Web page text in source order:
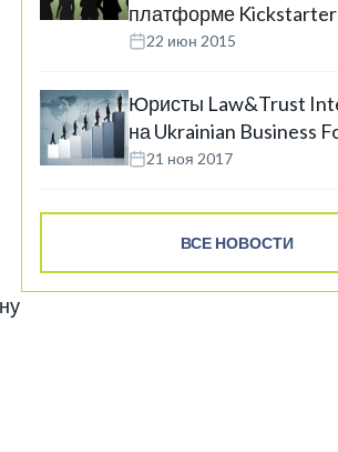
платформе Kickstarter
22 июн 2015
Юристы Law&Trust
на Ukrainian Business
21 ноя 2017
ВСЕ НОВОСТИ